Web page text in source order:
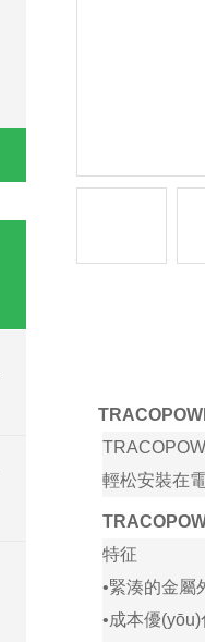
輕松安裝在電
特征
•緊湊的金屬
•成本優